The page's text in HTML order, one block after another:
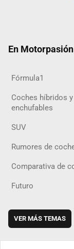
En
Fórmula1
Coches híbridos y
enchufables
SUV
Rumores de
Comparativa de
Futuro
VER MÁS TEMAS